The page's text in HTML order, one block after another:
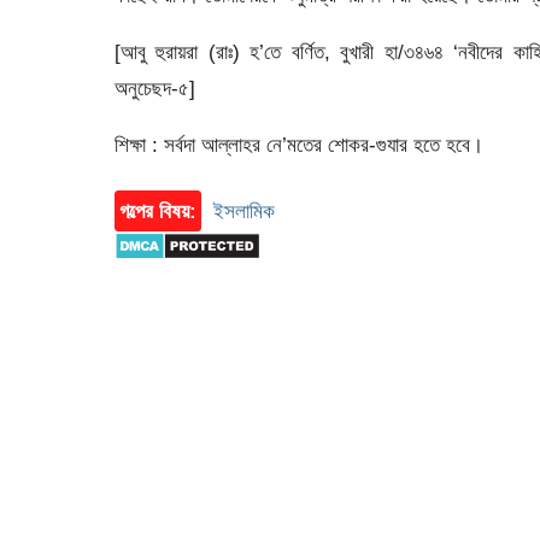
[আবু হুরায়রা (রাঃ) হ’তে বর্ণিত, বুখারী হা/৩৪৬৪ ‘নবীদের
অনুচেছদ-৫]
শিক্ষা : সর্বদা আল্লাহর নে’মতের শোকর-গুযার হতে হবে।
গল্পের বিষয়: ইসলামিক